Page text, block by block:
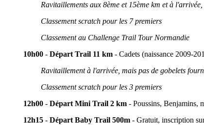
Ravitaillements aux 8ème et 15ème km et à
Classement scratch pour les 7 premiers
Classement au Challenge Trail Tour Normandie
10h00 - Départ Trail 11 km - Cadets (naissance 2009-
Ravitaillement à l'arrivée, mais pas de gobelets
Classement scratch pour les 3 premiers
12h00 - Départ Mini Trail 2 km - Poussins, Benjamins,
12h15 - Départ Baby Trail 500m - Gratuit, inscription